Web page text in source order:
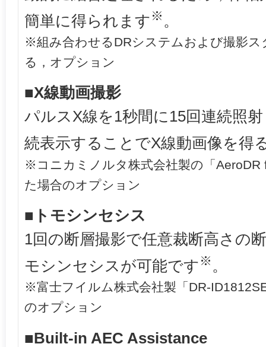
簡単に得られます ※ 。
※組み合わせるDRシステムおよび撮影ス
る，オプション
■X線動画撮影
パルスX線を1秒間に15回連続照
続表示することでX線動画像を得
※コニカミノルタ株式会社製の「AeroDR
た場合のオプション
■トモシンセシス
1回の断層撮影で任意裁断高さの
モシンセシスが可能です ※ 。
※富士フイルム株式会社製「DR-
のオプション
■Built-in AEC Assistance